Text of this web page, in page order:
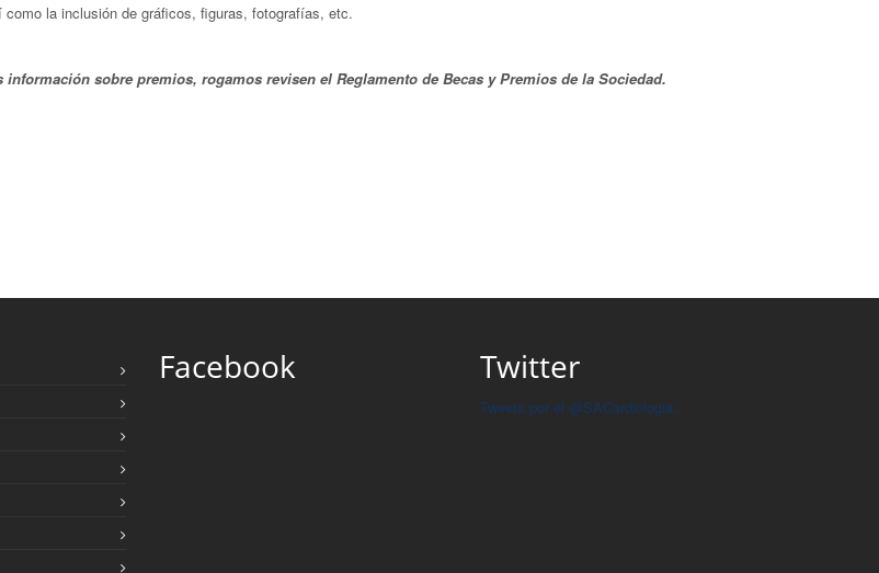
la inclusión de gráficos, figuras, fotografías, etc.
información sobre premios, rogamos revisen el Reglamento de Becas y Premios de la Sociedad.
Facebook Twitter
Tweets por el @SACardiologia.